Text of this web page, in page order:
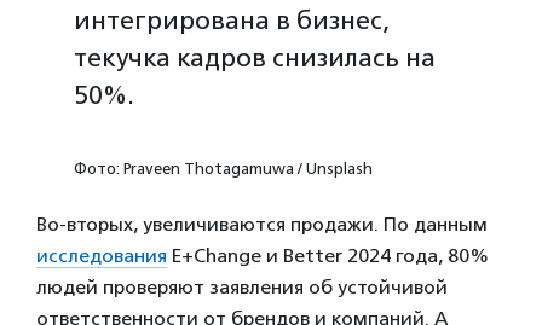
интегрирована в бизнес,
текучка кадров снизилась на
50%.
Фото: Praveen Thotagamuwa / Unsplash
Во-вторых, увеличиваются продажи. По данным
исследования E+Change и Better 2024 года, 80%
людей проверяют заявления об устойчивой
ответственности от брендов и компаний. А